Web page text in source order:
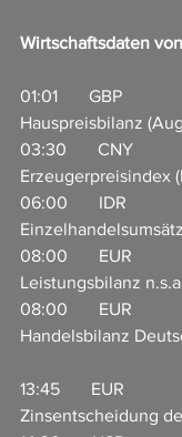
Wirtschaftsdaten
01:01       GBP
Hauspreisbilanz
03:30
Erzeugerpreisindex
06:00
08:00
Leistungsbilanz
08:00
Handelsbilanz
13:45
Zinsentscheidung